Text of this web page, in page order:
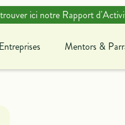
ici notre Rapport
Entreprises
Mentors &